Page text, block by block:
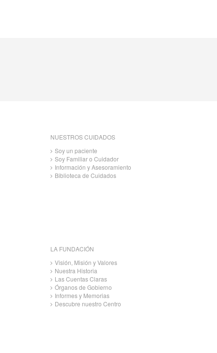
NUESTROS CUIDADOS
Soy un paciente
Soy Familiar o Cuidador
Información y Asesoramiento
Biblioteca de Cuidados
LA FUNDACIÓN
Visión, Misión y Valores
Nuestra Historia
Las Cuentas Claras
Órganos de Gobierno
Informes y Memorias
Descubre nuestro Centro